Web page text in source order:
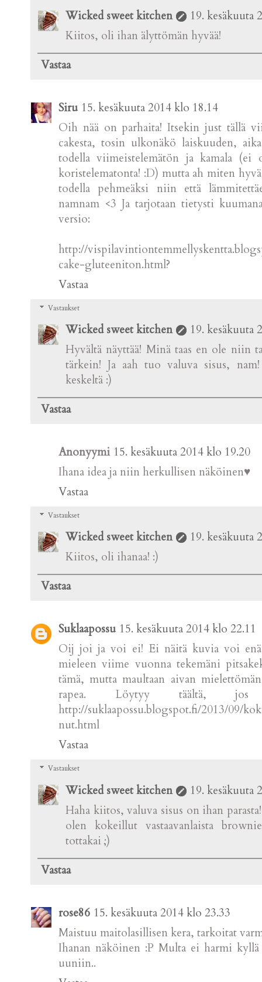
Wicked sweet kitchen
19. kesäkuuta
Kiitos, oli ihan älyttömän hyvää!
Vastaa
Siru 15. kesäkuuta 2014 klo 18.14
Oih nää on parhaita! Itsekin just tällä
cakesta, tosin ulkonäkö laiskuuden,
todella viimeistelemätön ja kamala
koristelematonta! :D) mutta ah miten
todella pehmeäksi niin että
namnam <3 Ja tarjotaan tietysti
versio:
http://
cake-gluteeniton.html?
Vastaa
Vastaukset
Wicked sweet kitchen
19. kesäkuuta
Hyvältä näyttää! Minä taas en ole niin
tärkein! Ja aah tuo valuva sisus,
keskeltä :)
Vastaa
Anonyymi 15. kesäkuuta 2014 klo 19.20
Ihana idea ja niin herkullisen näköinen♥
Vastaa
Vastaukset
Wicked sweet kitchen
19. kesäkuuta
Kiitos, oli ihanaa! :)
Vastaa
Suklaapossu 15. kesäkuuta 2014 klo 22.11
Oij joi ja voi ei! Ei näitä kuvia voi
mieleen viime vuonna tekemäni
tämä, mutta maultaan aivan
rapea. Löytyy täältä, jos
http://suklaapossu.blogspot.fi/2013/09/
nut.html
Vastaa
Vastaukset
Wicked sweet kitchen
19. kesäkuuta
Haha kiitos, valuva sisus on ihan
olen kokeillut vastaavanlaista
tottakai ;)
Vastaa
rose86 15. kesäkuuta 2014 klo 23.33
Maistuu maitolasillisen kera, tarkoitat
Ihanan näköinen :P Multa ei harmi
uuniin..